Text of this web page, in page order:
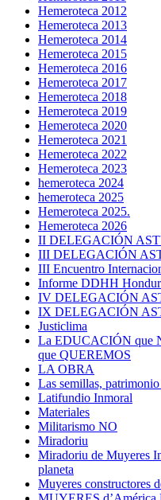
Hemeroteca 2012
Hemeroteca 2013
Hemeroteca 2014
Hemeroteca 2015
Hemeroteca 2016
Hemeroteca 2017
Hemeroteca 2018
Hemeroteca 2019
Hemeroteca 2020
Hemeroteca 2021
Hemeroteca 2022
Hemeroteca 2023
hemeroteca 2024
hemeroteca 2025
Hemeroteca 2025.
Hemeroteca 2026
II DELEGACIÓN
III DELEGACIÓN
III Encuentro
Informe DDHH
IV DELEGACIÓN
IX DELEGACIÓN
Justiclima
La EDUCACIÓN que
que QUEREMOS
LA OBRA
Las semillas,
Latifundio Inmoral
Materiales
Militarismo NO
Miradoriu
Miradoriu de Muyeres
planeta
Muyeres constructores